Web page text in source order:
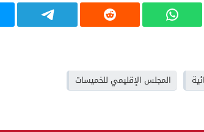
المجلس الإقليمي للخميسات